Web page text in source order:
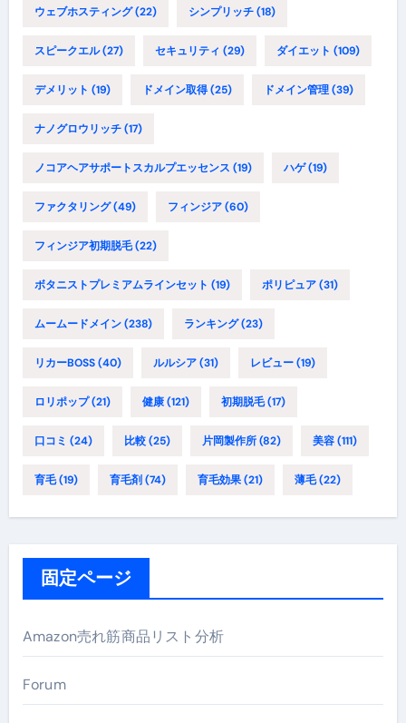
ウェブホスティング(22) シンプリッチ(18)
スピークエル(27) セキュリティ (29) ダイエット (109)
デメリット (19) ドメイン取得(25) ドメイン管理(39)
ナノグロウリッチ(17)
ノコアヘアサポートスカルプエッセンス (19) ハゲ(19)
ファクタリング(49) フィンジア(60)
フィンジア初期脱毛(22)
ボタニストプレミアムラインセット (19) ポリピュア(31)
ムームードメイン(238) ランキング(23)
リカーBOSS(40) ルルシア(31) レビュー(19)
ロリポップ(21) 健康(121) 初期脱毛(17)
口コミ (24) 比較(25) 片岡製作所(82) 美容(111)
育毛(19) 育毛剤 (74) 育毛効果(21) 薄毛(22)
固定ページ
Amazon売れ筋商品リスト分析
Forum